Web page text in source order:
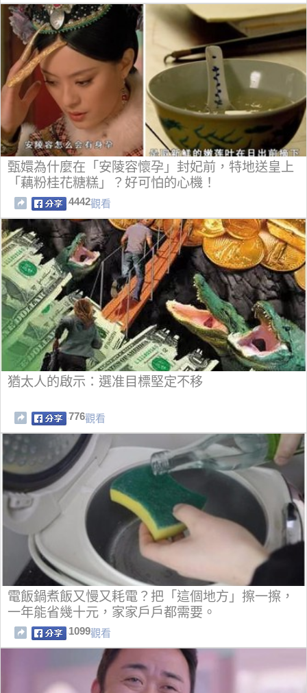
甄嬛為什麼在「安陵容懷孕」封妃前，特地送皇上
「藕粉桂花糖糕」？好可怕的心機！
4442觀看
猶太人的啟示：選准目標堅定不移
776觀看
電飯鍋煮飯又慢又耗電？把「這個地方」擦一擦，
一年能省幾十元，家家戶戶都需要。
1099觀看